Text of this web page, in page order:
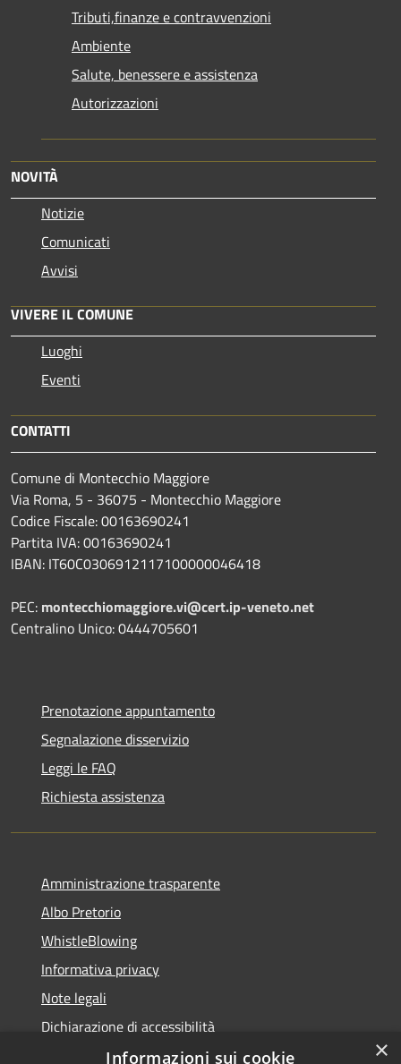
Tributi,finanze e contravvenzioni
Ambiente
Salute, benessere e assistenza
Autorizzazioni
NOVITÀ
Notizie
Comunicati
Avvisi
VIVERE IL COMUNE
Luoghi
Eventi
CONTATTI
Comune di Montecchio Maggiore
Via Roma, 5 - 36075 - Montecchio Maggiore
Codice Fiscale: 00163690241
Partita IVA: 00163690241
IBAN: IT60C0306912117100000046418
PEC: montecchiomaggiore.vi@cert.ip-veneto.net
Centralino Unico: 0444705601
Prenotazione appuntamento
Segnalazione disservizio
Leggi le FAQ
Richiesta assistenza
Amministrazione trasparente
Albo Pretorio
WhistleBlowing
Informativa privacy
Note legali
Dichiarazione di accessibilità
×
Informazioni sui cookie